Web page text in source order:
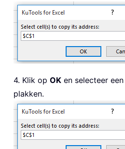
4. Klik op OK en selecteer
plakken.